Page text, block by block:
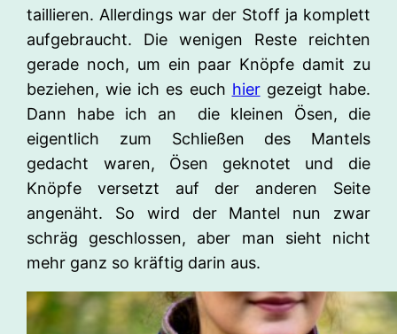
taillieren. Allerdings war der Stoff ja komplett
aufgebraucht. Die wenigen Reste reichten
gerade noch, um ein paar Knöpfe damit zu
beziehen, wie ich es euch hiergezeigt habe.
Dann habe ich an die kleinen Ösen, die
eigentlich zum Schließen des Mantels
gedacht waren, Ösen geknotet und die
Knöpfe versetzt auf der anderen Seite
angenäht. So wird der Mantel nun zwar
schräg geschlossen, aber man sieht nicht
mehr ganz so kräftig darin aus.